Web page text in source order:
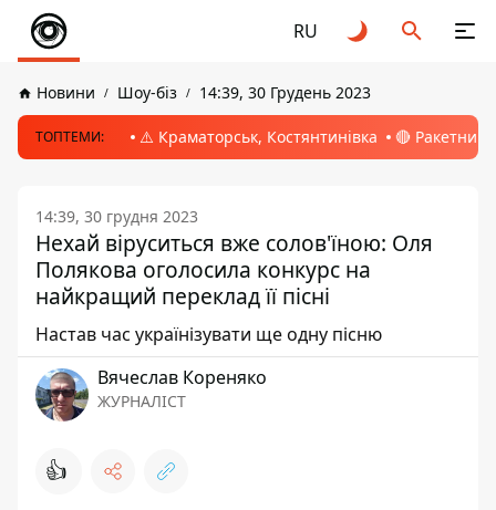
RU
Новини Шоу-біз 14:39, 30 Грудень 2023
ТОПТЕМИ: ⚠️ Краматорськ, Костянтинівка 🔴 Ракетний
14:39, 30 грудня 2023
Нехай віруситься вже солов'їною: Оля
Полякова оголосила конкурс на
найкращий переклад її пісні
Настав час українізувати ще одну пісню
Вячеслав Кореняко
ЖУРНАЛІСТ
👍